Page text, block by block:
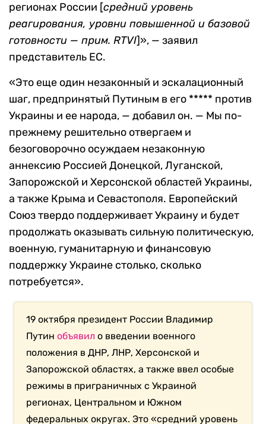
регионах России [средний уровень
реагирования, уровни повышенной и базовой
готовности — прим. RTVI]», — заявил
представитель ЕС.
«Это еще один незаконный и эскалационный
шаг, предпринятый Путиным в его ***** против
Украины и ее народа, — добавил он. — Мы по-
прежнему решительно отвергаем и
безоговорочно осуждаем незаконную
аннексию Россией Донецкой, Луганской,
Запорожской и Херсонской областей Украины,
а также Крыма и Севастополя. Европейский
Союз твердо поддерживает Украину и будет
продолжать оказывать сильную политическую,
военную, гуманитарную и финансовую
поддержку Украине столько, сколько
потребуется».
19 октября президент России Владимир
Путинобъявил о введении военного
положения в ДНР, ЛНР, Херсонской и
Запорожской областях, а также ввел особые
режимы в приграничных с Украиной
регионах, Центральном и Южном
федеральных округах. Это «средний уровень